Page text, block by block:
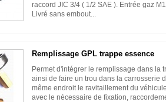
raccord JIC 3/4 ( 1/2 SAE ). Entrée gaz
Livré sans embout...
Remplissage GPL trappe essence
Permet d'intégrer le remplissage dans la
ainsi de faire un trou dans la carrosserie
même endroit le ravitaillement du
avec le nécessaire de fixation,